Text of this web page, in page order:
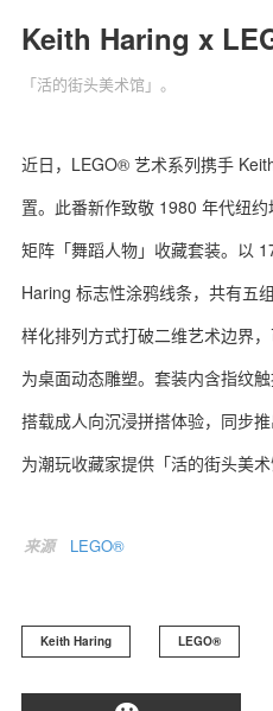
科
关于我们
Keith Haring x
「活的街头美术馆」。
近日，LEGO® 艺术系列携手
置。此番新作致敬 1980 年代纽
矩阵「舞蹈人物」收藏套装。以
Haring 标志性涂鸦线条，共有五
样化排列方式打破二维艺术边界
为桌面动态雕塑。套装内含指纹
搭载成人向沉浸拼搭体验，同步
为潮玩收藏家提供「活的街头美术
来源 LEGO®
Keith Haring LEGO®